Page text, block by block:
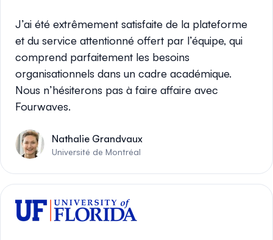
J’ai été extrêmement satisfaite de la plateforme
et du service attentionné offert par l’équipe, qui
comprend parfaitement les besoins
organisationnels dans un cadre académique.
Nous n’hésiterons pas à faire affaire avec
Fourwaves.
Nathalie Grandvaux
Université de Montréal